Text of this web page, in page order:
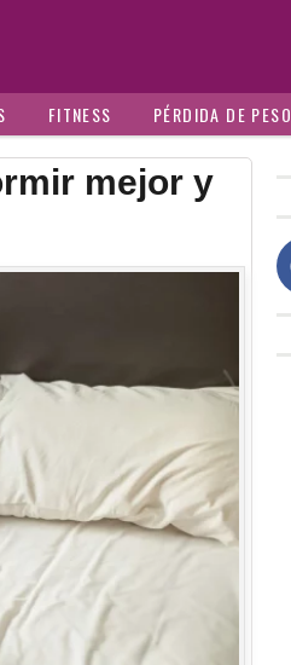
FITNESS PÉRDIDA DE PESO
mejor y